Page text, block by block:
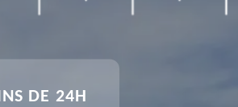
DE 24H